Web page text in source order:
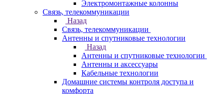
Электромонтажные колонны
Связь, телекоммуникации
Назад
Связь, телекоммуникации
Антенны и спутниковые технологии
Назад
Антенны и спутниковые технологии
Антенны и аксессуары
Кабельные технологии
Домашние системы контроля доступа и
комфорта